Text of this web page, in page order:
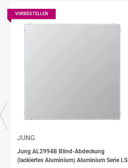
VORBESTELLEN
JUNG
Jung AL2994B Blind-Abdeckung
(lackiertes Aluminium) Aluminium Serie LS